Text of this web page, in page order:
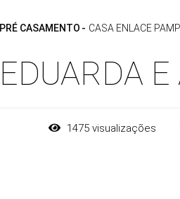
PRÉ CASAMENTO CASA ENLACE
EDUARDA E
1475 visualizações